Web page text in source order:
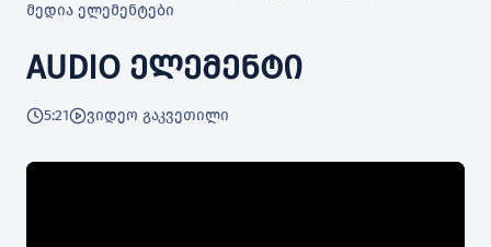
მედია ელემენტები
AUDIO ᲔᲚᲔᲛᲔᲜᲢᲘ
5:21 ვიდეო გაკვეთილი